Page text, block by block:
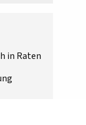
in Raten